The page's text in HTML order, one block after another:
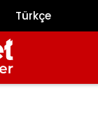
Türkçe